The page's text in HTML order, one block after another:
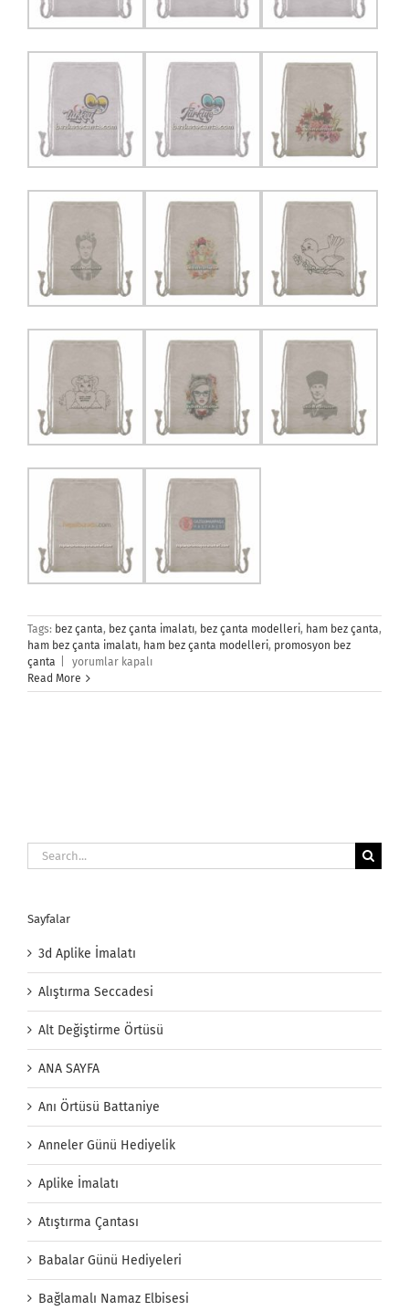
Tags: bez çanta, bez çanta imalatı, bez çanta modelleri, ham bez çanta,
ham bez çanta imalatı, ham bez çanta modelleri, promosyon bez
çanta
Bez
Sırt
Çantaları
yorumlar kapalı
Read More
Search
for:
Sayfalar
3d Aplike İmalatı
Alıştırma Seccadesi
Alt Değiştirme Örtüsü
ANA SAYFA
Anı Örtüsü Battaniye
Anneler Günü Hediyelik
Aplike İmalatı
Atıştırma Çantası
Babalar Günü Hediyeleri
Bağlamalı Namaz Elbisesi